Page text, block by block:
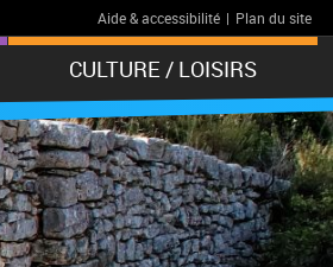
Aide & accessibilité | Plan du site
CULTURE / LOISIRS